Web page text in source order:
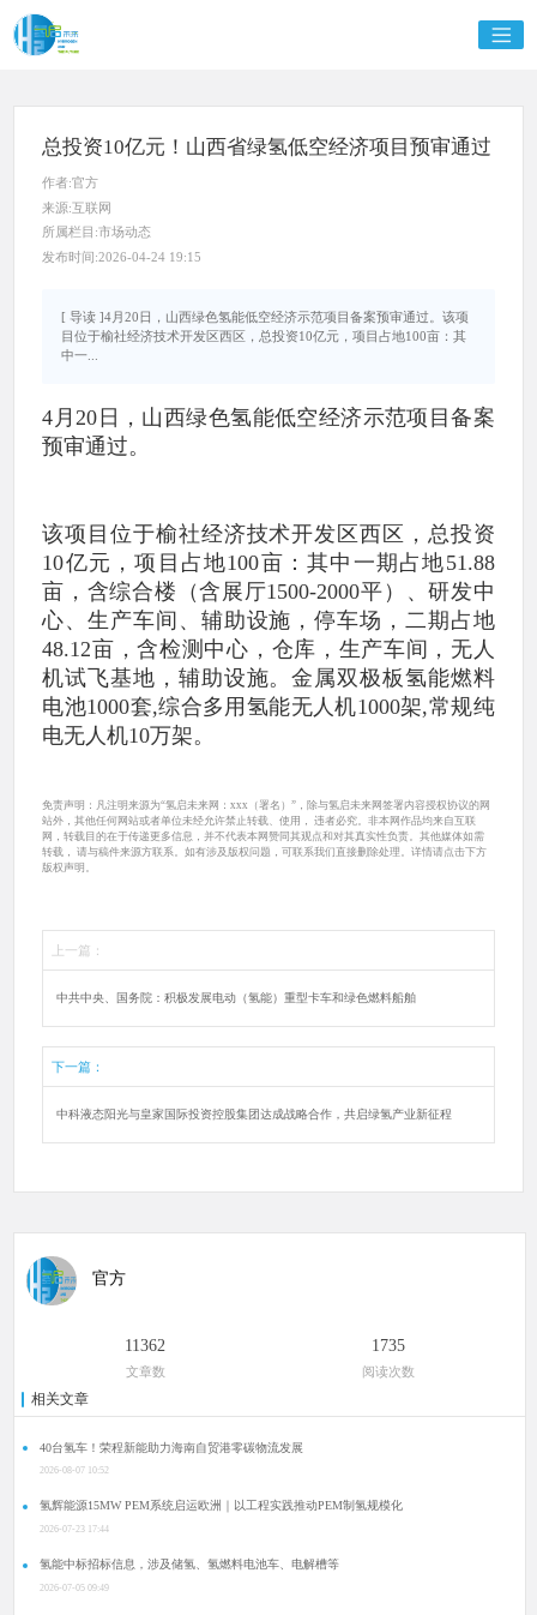
总投资10亿元！山西省绿氢低空经济项目预审通过
作者:官方
来源:互联网
所属栏目:市场动态
发布时间:2026-04-24 19:15
[ 导读 ]4月20日，山西绿色氢能低空经济示范项目备案预审通过。该项
目位于榆社经济技术开发区西区，总投资10亿元，项目占地100亩：其
中一...
4月20日，山西绿色氢能低空经济示范项目备案
预审通过。
该项目位于榆社经济技术开发区西区，总投资
10亿元，项目占地100亩：其中一期占地51.88
亩，含综合楼（含展厅1500-2000平）、研发中
心、生产车间、辅助设施，停车场，二期占地
48.12亩，含检测中心，仓库，生产车间，无人
机试飞基地，辅助设施。金属双极板氢能燃料
电池1000套,综合多用氢能无人机1000架,常规纯
电无人机10万架。
免责声明：凡注明来源为“氢启未来网：xxx（署名）”，除与氢启未来网签署内容授权协议的网
站外，其他任何网站或者单位未经允许禁止转载、使用， 违者必究。非本网作品均来自互联
网，转载目的在于传递更多信息，并不代表本网赞同其观点和对其真实性负责。其他媒体如需
转载， 请与稿件来源方联系。如有涉及版权问题，可联系我们直接删除处理。详情请点击下方
版权声明。
上一篇：
中共中央、国务院：积极发展电动（氢能）重型卡车和绿色燃料船舶
下一篇：
中科液态阳光与皇家国际投资控股集团达成战略合作，共启绿氢产业新征程
官方
11362
文章数
1735
阅读次数
相关文章
40台氢车！荣程新能助力海南自贸港零碳物流发展
2026-08-07 10:52
氢辉能源15MW PEM系统启运欧洲｜以工程实践推动PEM制氢规模化
2026-07-23 17:44
氢能中标招标信息，涉及储氢、氢燃料电池车、电解槽等
2026-07-05 09:49